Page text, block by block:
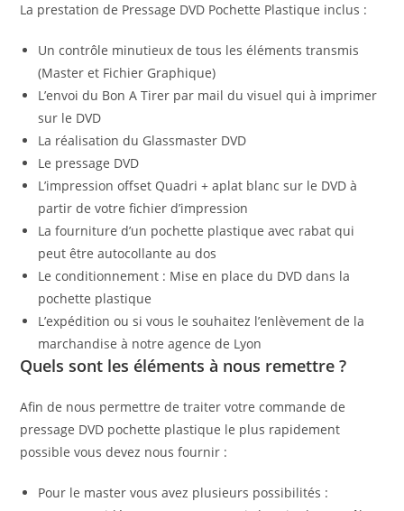
La prestation de Pressage DVD Pochette Plastique inclus :
Un contrôle minutieux de tous les éléments transmis
(Master et Fichier Graphique)
L’envoi du Bon A Tirer par mail du visuel qui à imprimer
sur le DVD
La réalisation du Glassmaster DVD
Le pressage DVD
L’impression offset Quadri + aplat blanc sur le DVD à
partir de votre fichier d’impression
La fourniture d’un pochette plastique avec rabat qui
peut être autocollante au dos
Le conditionnement : Mise en place du DVD dans la
pochette plastique
L’expédition ou si vous le souhaitez l’enlèvement de la
marchandise à notre agence de Lyon
Quels sont les éléments à nous remettre ?
Afin de nous permettre de traiter votre commande de
pressage DVD pochette plastique le plus rapidement
possible vous devez nous fournir :
Pour le master vous avez plusieurs possibilités :